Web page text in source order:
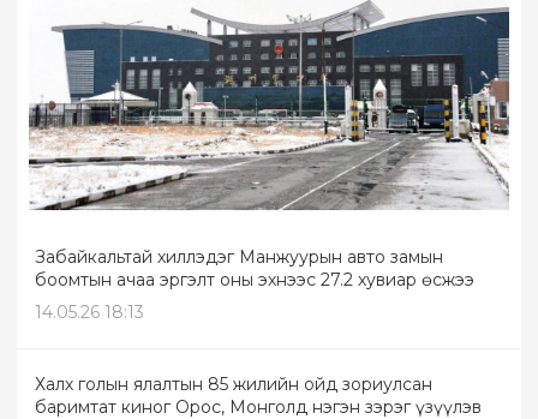
Забайкальтай хиллэдэг Манжуурын авто замын
боомтын ачаа эргэлт оны эхнээс 27.2 хувиар өсжээ
14.05.26 18:13
Халх голын ялалтын 85 жилийн ойд зориулсан
баримтат киног Орос, Монголд нэгэн зэрэг үзүүлэв